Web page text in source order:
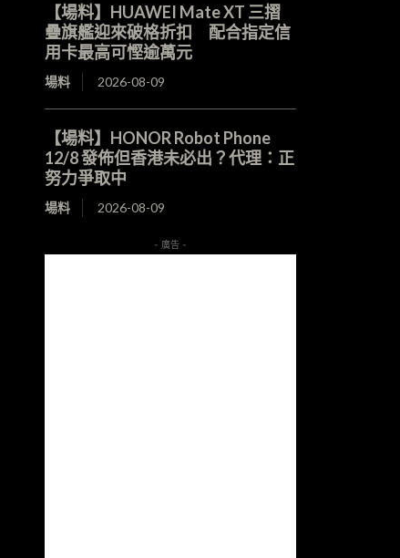
【場料】HUAWEI Mate XT 三摺
疊旗艦迎來破格折扣 配合指定信
用卡最高可慳逾萬元
場料 2026-08-09
【場料】HONOR Robot Phone
12/8 發佈但香港未必出？代理：正
努力爭取中
場料 2026-08-09
- 廣告 -